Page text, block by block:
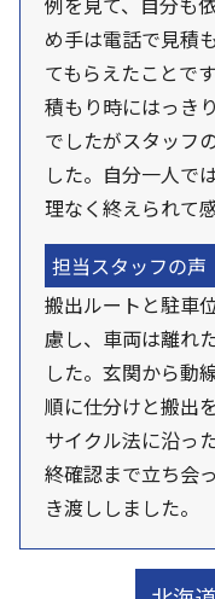
め手は電話で見積
てもらえたことで
積もり時にはっき
でしたがスタッフ
した。自分一人で
理なく終えられて
担当スタッフの声
搬出ルートと駐車
慮し、車両は離れ
した。玄関から動
順に仕分けと搬出
サイクル法に沿っ
終確認まで立ち会
き渡ししました。